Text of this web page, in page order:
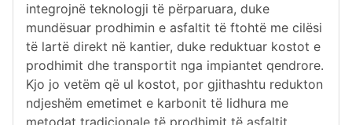
integrojnë teknologji të përparuara, duke
mundësuar prodhimin e asfaltit të ftohtë me cilësi
të lartë direkt në kantier, duke reduktuar kostot e
prodhimit dhe transportit nga impiantet qendrore.
Kjo jo vetëm që ul kostot, por gjithashtu redukton
ndjeshëm emetimet e karbonit të lidhura me
metodat tradicionale të prodhimit të asfaltit.